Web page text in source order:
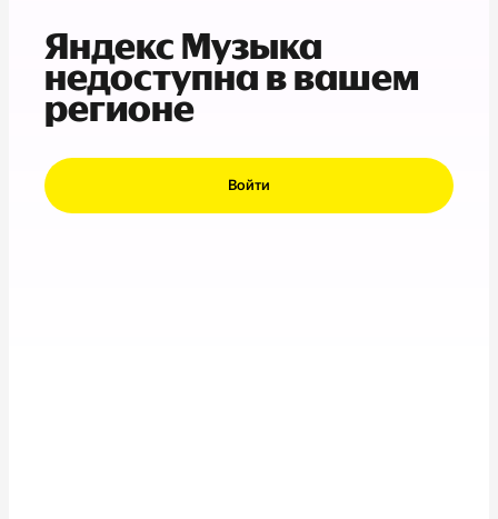
Яндекс Музыка
недоступна в вашем
регионе
Войти